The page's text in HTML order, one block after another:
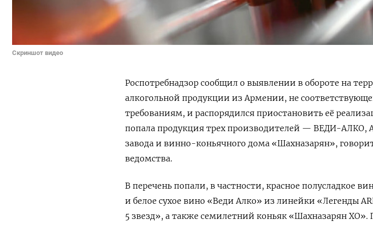
Скриншот видео
Роспотребнадзор сообщил о выявлении в обороте на
алкогольной продукции из Армении, не
требованиям, и распорядился приостановить её
попала продукция трех производителей — ВЕДИ-АЛКО,
завода и винно-коньячного дома «Шахназарян»,
ведомства.
В перечень попали, в частности, красное полусладкое
и белое сухое вино «Веди Алко» из линейки «Легенды
5 звезд», а также семилетний коньяк «Шахназарян ХО».